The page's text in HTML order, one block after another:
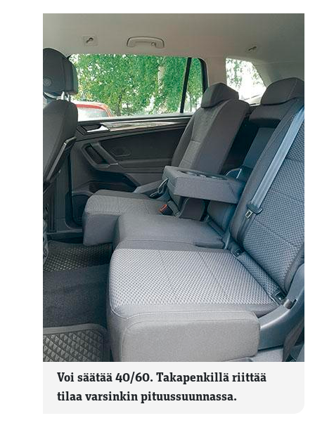
Voi säätää 40/60. Takapenkillä riittää
tilaa varsinkin pituussuunnassa.